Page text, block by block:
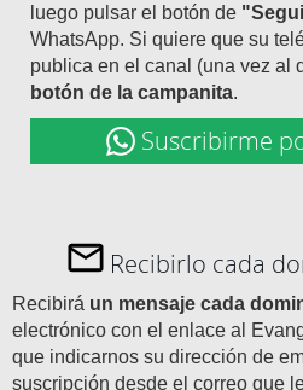
luego pulsar el botón de
WhatsApp. Si quiere que su
publica en el canal (una vez al
botón de la campanita.
Suscribirme
Recibirlo cada
Recibirá un mensaje cada
electrónico con el enlace al
que indicarnos su dirección de
suscripción desde el correo que